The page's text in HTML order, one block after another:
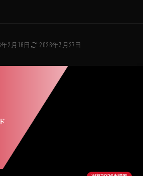
年2月16日 2026年3月27日